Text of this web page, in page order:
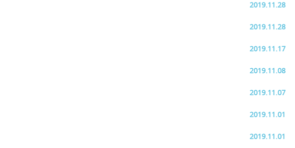
2019.11.28
2019.11.28
2019.11.17
2019.11.08
2019.11.07
2019.11.01
2019.11.01